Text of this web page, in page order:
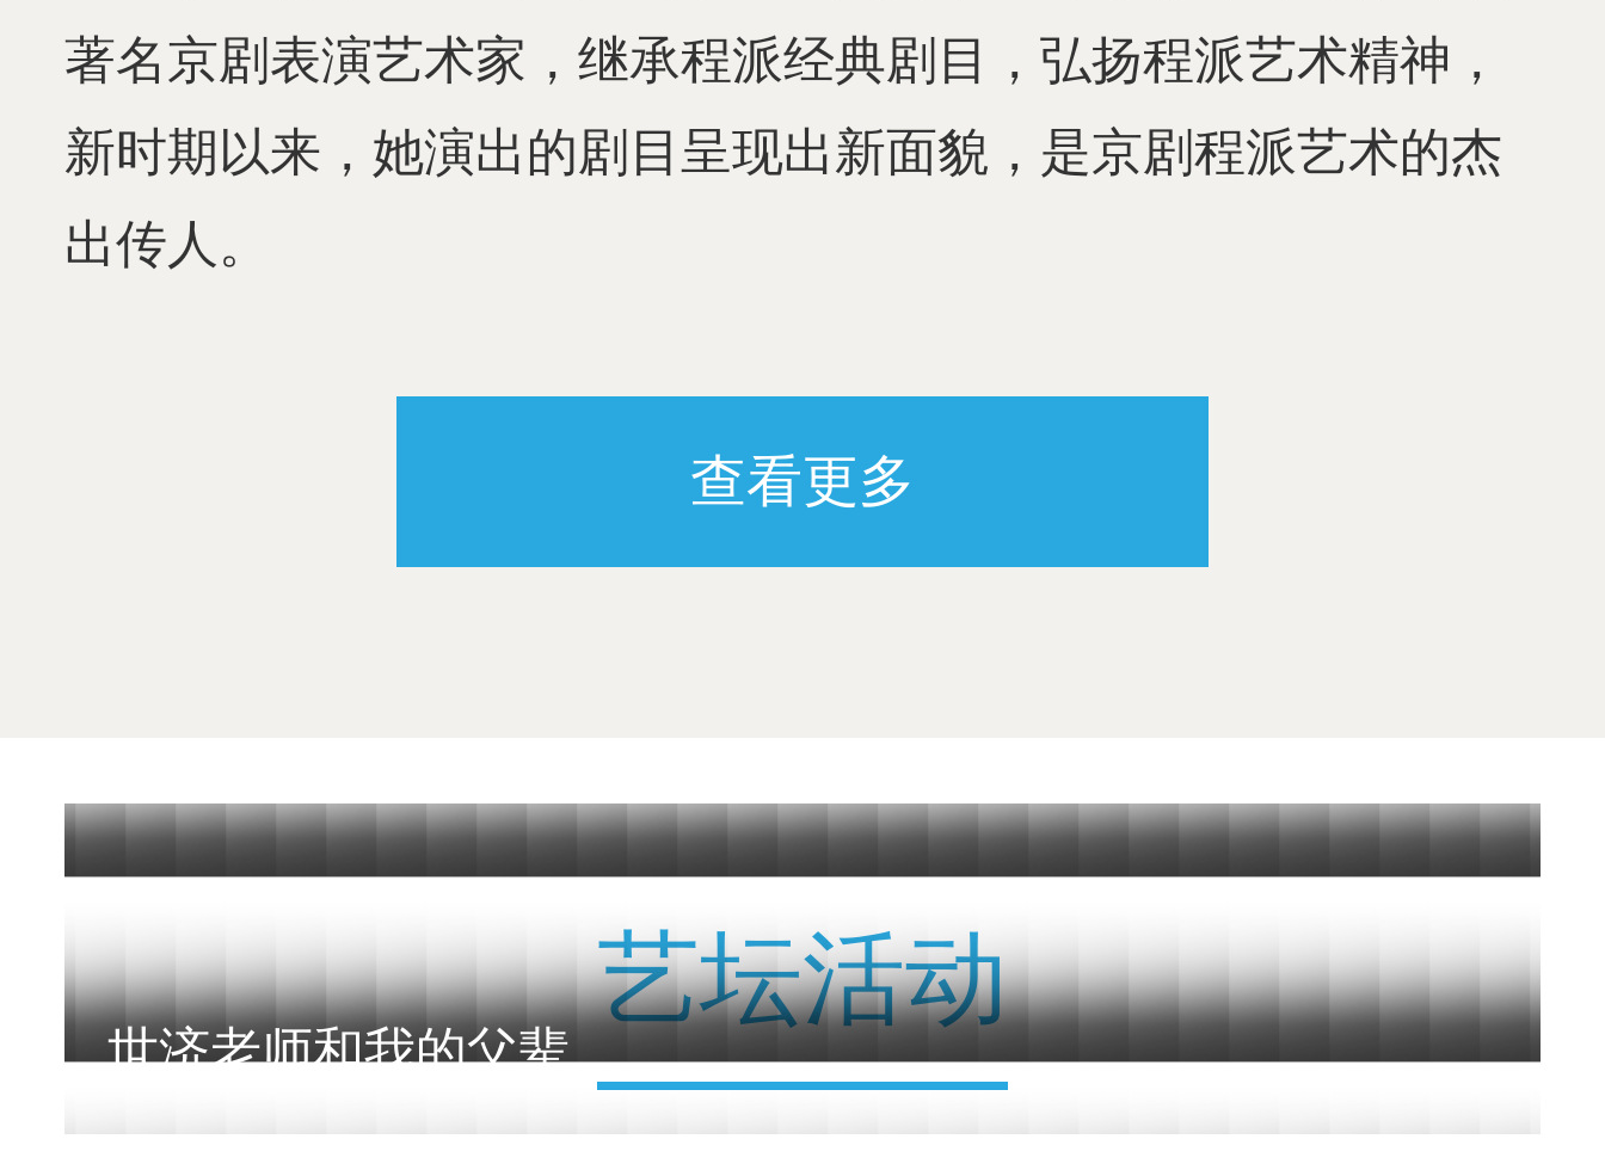
著名京剧表演艺术家，继承程派经典剧目，弘扬程派艺术精神，
新时期以来，她演出的剧目呈现出新面貌，是京剧程派艺术的杰
出传人。
查看更多
艺坛活动
世济老师和我的父辈